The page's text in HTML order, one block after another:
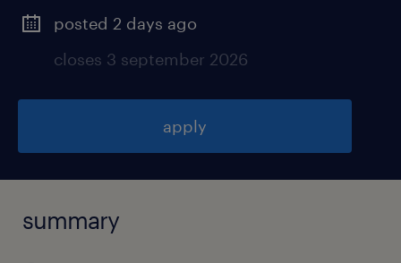
posted 2 days ago
closes 3 september 2026
apply
summary